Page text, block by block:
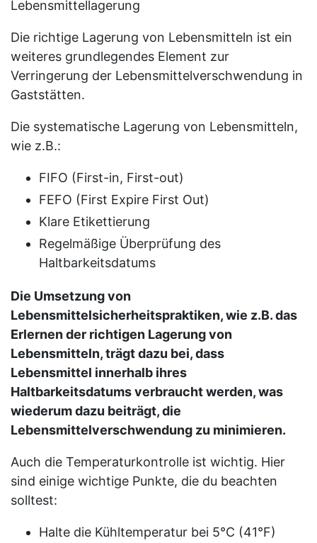
Lebensmittellagerung
Die richtige Lagerung von Lebensmitteln ist ein
weiteres grundlegendes Element zur
Verringerung der Lebensmittelverschwendung in
Gaststätten.
Die systematische Lagerung von Lebensmitteln,
wie z.B.:
FIFO (First-in, First-out)
FEFO (First Expire First Out)
Klare Etikettierung
Regelmäßige Überprüfung des
Haltbarkeitsdatums
Die Umsetzung von
Lebensmittelsicherheitspraktiken, wie z.B. das
Erlernen der richtigen Lagerung von
Lebensmitteln, trägt dazu bei, dass
Lebensmittel innerhalb ihres
Haltbarkeitsdatums verbraucht werden, was
wiederum dazu beiträgt, die
Lebensmittelverschwendung zu minimieren.
Auch die Temperaturkontrolle ist wichtig. Hier
sind einige wichtige Punkte, die du beachten
solltest:
Halte die Kühltemperatur bei 5°C (41°F)